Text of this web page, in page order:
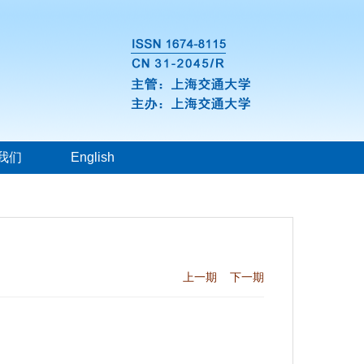
们 English
上一期 下一期